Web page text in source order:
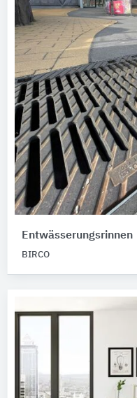
Entwässerungsrinnen
BIRCO